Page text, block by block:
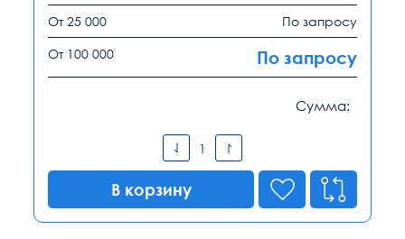
От 25 000 По запросу
От 100 000 По запросу
Сумма:
В корзину